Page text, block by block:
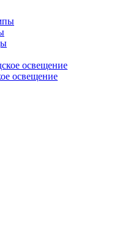
освещение